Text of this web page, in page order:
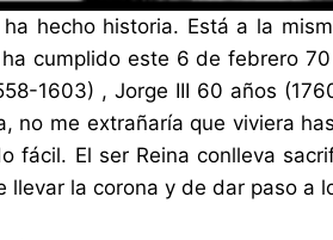
ha hecho historia. Está a la
ha cumplido este 6 de febrero
1603) , Jorge III 60 años
no me extrañaría que viviera
fácil. El ser Reina conlleva
llevar la corona y de dar paso a